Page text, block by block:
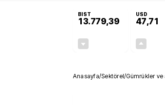
BIST
13.779,39
USD
47,71
Anasayfa/Sektörel/Gümrükler ve